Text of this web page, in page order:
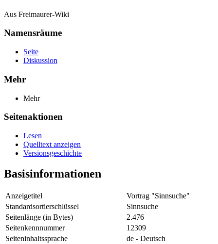
Aus Freimaurer-Wiki
Namensräume
Seite
Diskussion
Mehr
Mehr
Seitenaktionen
Lesen
Quelltext anzeigen
Versionsgeschichte
Basisinformationen
Anzeigetitel
Vortrag "Sinnsuche"
Standardsortierschlüssel
Sinnsuche
Seitenlänge (in Bytes)
2.476
Seitenkennnummer
12309
Seiteninhaltssprache
de - Deutsch